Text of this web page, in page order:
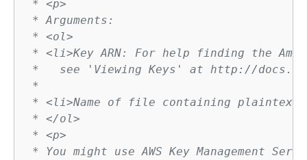
* <p>
* Arguments:
* <ol>
* <li>Key ARN: For help finding the
*   see 'Viewing Keys' at http://
*
* <li>Name of file containing plaintext
* </ol>
* <p>
* You might use AWS Key Management